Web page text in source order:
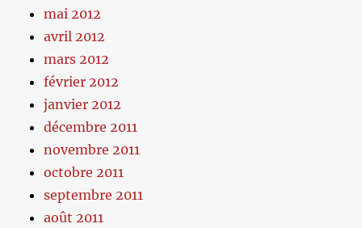
mai 2012
avril 2012
mars 2012
février 2012
janvier 2012
décembre 2011
novembre 2011
octobre 2011
septembre 2011
août 2011